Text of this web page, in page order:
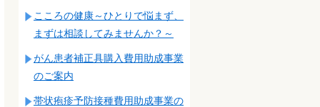
こころの健康～ひとりで悩まず、
まずは相談してみませんか？～
がん患者補正具購入費用助成事業
のご案内
帯状疱疹予防接種費用助成事業の